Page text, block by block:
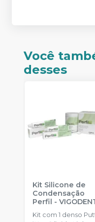
Você
desses
Kit Silicone de
Condensação
Perfil -
Kit com 1 denso